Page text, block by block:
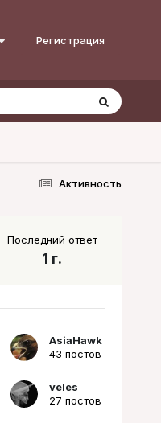
Регистрация
Активность
Последний ответ
1 г.
AsiaHawk
43 постов
veles
27 постов